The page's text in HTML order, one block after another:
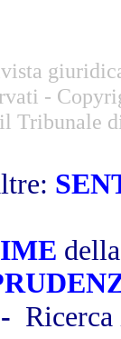
-
Tribunale
-